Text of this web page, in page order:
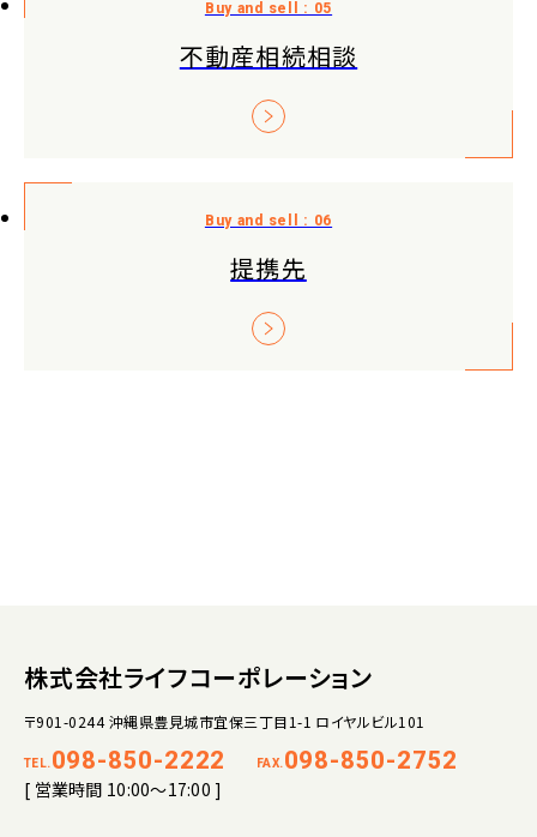
不動産相続相談
提携先
株式会社ライフコーポレーション
〒901-0244 沖縄県豊見城市宜保三丁目1-1 ロイヤルビル101
TEL. 098-850-2222 FAX. 098-850-2752
[ 営業時間 10:00～17:00 ]